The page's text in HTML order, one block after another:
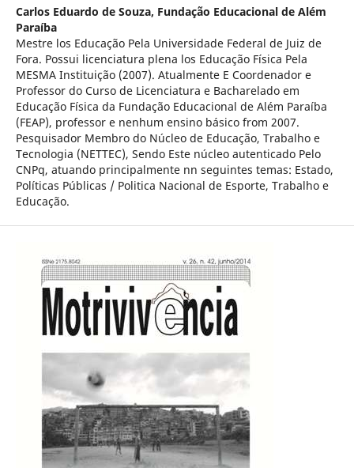
Carlos Eduardo de Souza, Fundação Educacional de Além
Paraíba
Mestre los Educação Pela Universidade Federal de Juiz de
Fora. Possui licenciatura plena los Educação Física Pela
MESMA Instituição (2007). Atualmente E Coordenador e
Professor do Curso de Licenciatura e Bacharelado em
Educação Física da Fundação Educacional de Além Paraíba
(FEAP), professor e nenhum ensino básico from 2007.
Pesquisador Membro do Núcleo de Educação, Trabalho e
Tecnologia (NETTEC), Sendo Este núcleo autenticado Pelo
CNPq, atuando principalmente nn seguintes temas: Estado,
Políticas Públicas / Politica Nacional de Esporte, Trabalho e
Educação.